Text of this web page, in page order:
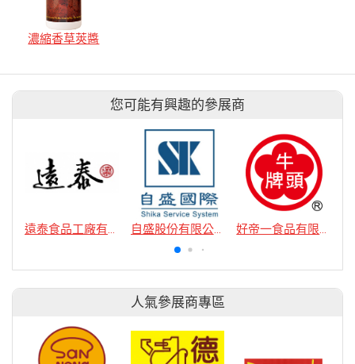
濃縮香草莢醬
您可能有興趣的參展商
遠泰食品工廠有限公司 自盛股份有限公司 好帝一食品有限公司
人氣參展商專區